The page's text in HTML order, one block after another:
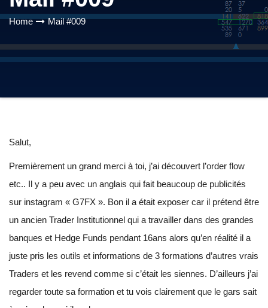
Home Mail #009
Salut,
Premièrement un grand merci à toi, j’ai découvert l’order flow
etc.. Il y a peu avec un anglais qui fait beaucoup de publicités
sur instagram « G7FX ». Bon il a était exposer car il prétend être
un ancien Trader Institutionnel qui a travailler dans des grandes
banques et Hedge Funds pendant 16ans alors qu’en réalité il a
juste pris les outils et informations de 3 formations d’autres vrais
Traders et les revend comme si c’était les siennes. D’ailleurs j’ai
regarder toute sa formation et tu vois clairement que le gars sait